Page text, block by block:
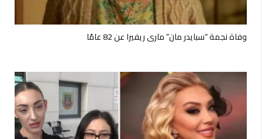
وفاة نجمة “سبايدر مان” ماري ريفيرا عن 82 عامًا